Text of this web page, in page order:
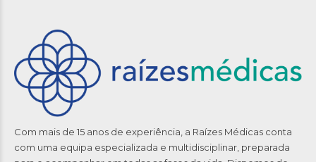
Com mais de 15 anos de experiência, a Raízes Médicas conta
com uma equipa especializada e multidisciplinar, preparada